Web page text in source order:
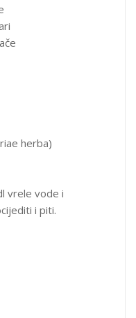
herba)
vrele vode i
i piti.